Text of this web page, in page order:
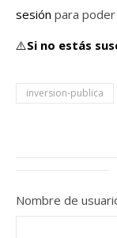
sesión para
⚠️Si no estás
inversion-publica
Nombre de